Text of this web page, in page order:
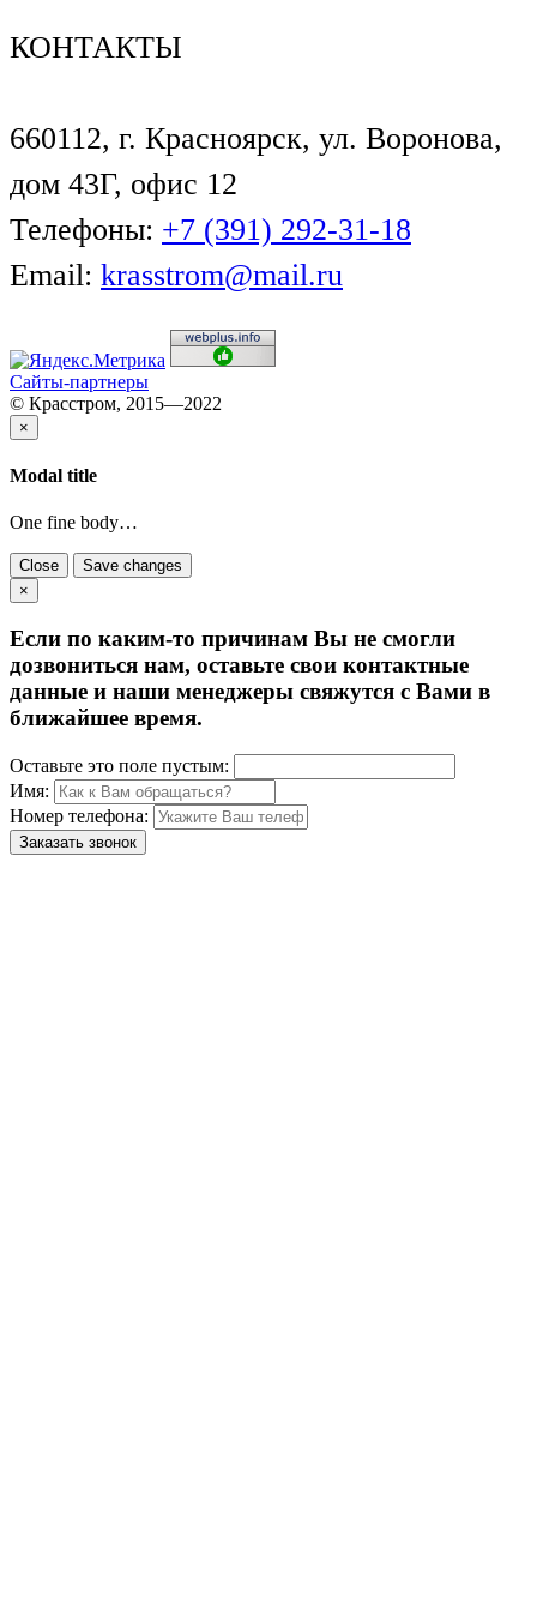
КОНТАКТЫ
660112, г. Красноярск, ул. Воронова,
дом 43Г, офис 12
Телефоны: +7 (391) 292-31-18
Email: krasstrom@mail.ru
Сайты-партнеры
© Красстром, 2015—2022
×
Modal title
One fine body…
Close
Save changes
×
Если по каким-то причинам Вы не смогли
дозвониться нам, оставьте свои контактные
данные и наши менеджеры свяжутся с Вами в
ближайшее время.
Оставьте это поле пустым:
Имя:
Номер телефона:
Заказать звонок